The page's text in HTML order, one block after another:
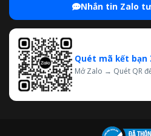
Nhắn tin Zalo
Quét mã kết bạn
Mở Zalo → Quét QR